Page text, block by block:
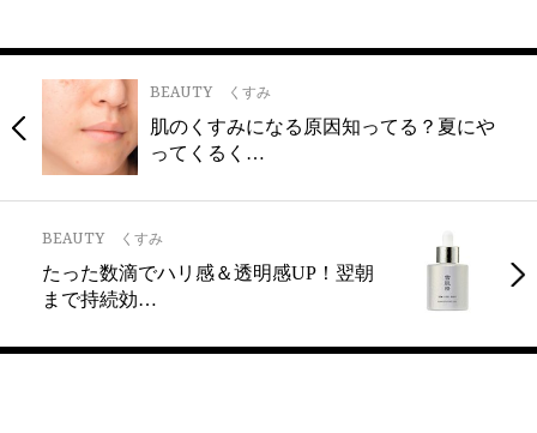
BEAUTY くすみ
肌のくすみになる原因知ってる？夏にや
ってくるく…
BEAUTY くすみ
たった数滴でハリ感＆透明感UP！翌朝
まで持続効…